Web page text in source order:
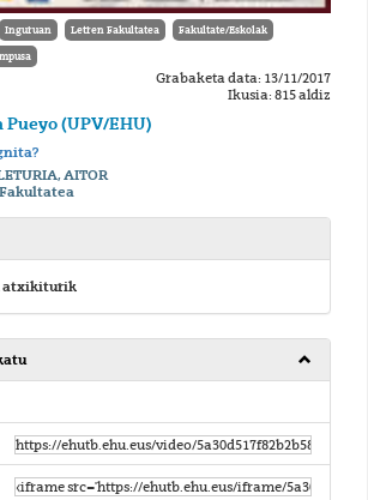
Inguruan Letren Fakultatea Fakultate/Eskolak
Grabaketa data: 13/11/2017
Ikusia: 815 aldiz
Pueyo (UPV/EHU)
AITOR
atxikiturik